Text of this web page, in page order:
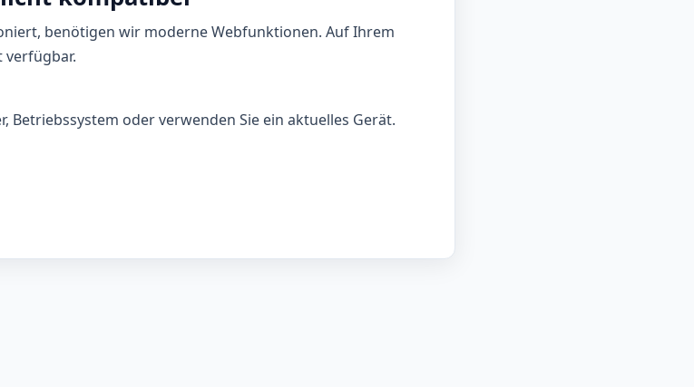
benötigen wir moderne Webfunktionen. Auf Ihrem
verfügbar.
Betriebssystem oder verwenden Sie ein aktuelles Gerät.